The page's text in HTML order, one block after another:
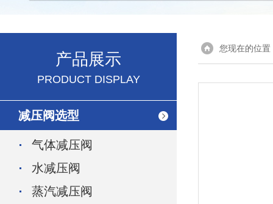
产品展示
PRODUCT DISPLAY
减压阀选型
气体减压阀
水减压阀
蒸汽减压阀
您现在的位置